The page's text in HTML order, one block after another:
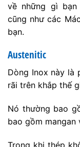
về những gì
cũng như các
bạn.
Austenitic
Dòng Inox này là
rãi trên khắp thế
Nó thường bao
bao gồm mangan
Trong khi thép